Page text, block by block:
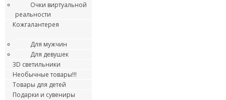
Очки виртуальной
реальности
Кожгалантерея
Для мужчин
Для девушек
3D светильники
Необычные товары!!!
Товары для детей
Подарки и сувениры